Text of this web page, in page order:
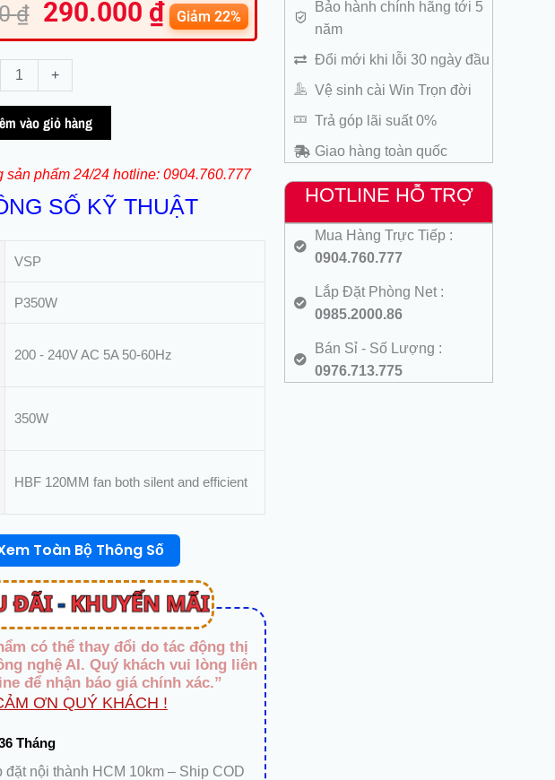
₫ gốc
là:
370.000 ₫.
290.000 ₫ Giảm 22% hiện
tại
290.000 ₫.
+
vào giỏ hàng
sản phẩm 24/24 hotline: 0904.760.777
SỐ KỸ THUẬT
VSP
P350W
200 - 240V AC 5A 50-60Hz
350W
HBF 120MM fan both silent and efficient
Toàn Bộ Thông Số
có thể thay đổi do tác động thị
nghệ AI. Quý khách vui lòng liên
để nhận báo giá chính xác.”
ƠN QUÝ KHÁCH !
Tháng
đặt nội thành HCM 10km – Ship COD
Bảo hành chính hãng tới 5
năm
Đổi mới khi lỗi 30 ngày đầu
Vệ sinh cài Win Trọn đời
Trả góp lãi suất 0%
Giao hàng toàn quốc
HOTLINE HỖ TRỢ
Mua Hàng Trực Tiếp :
0904.760.777
Lắp Đặt Phòng Net :
0985.2000.86
Bán Sỉ - Số Lượng :
0976.713.775